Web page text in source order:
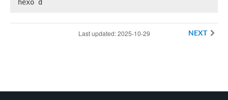
hexo d
Last updated: 2025-10-29 NEXT